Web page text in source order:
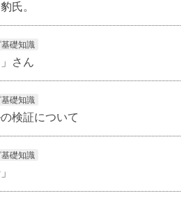
氏。
基礎知識
さん
基礎知識
検証について
基礎知識